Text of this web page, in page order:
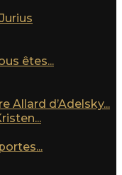
êtes...
Allard d’Adelsky...